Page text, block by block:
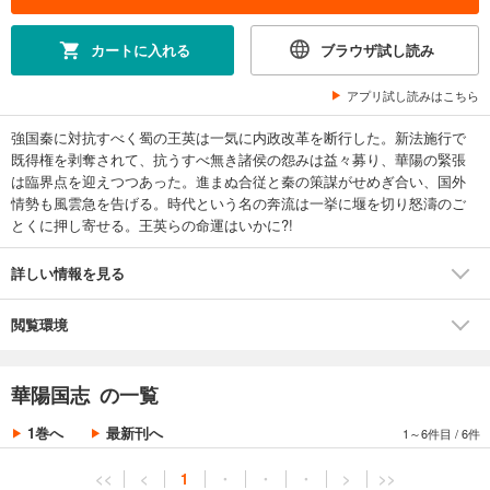
カートに入れる ブラウザ試し読み
アプリ試し読みはこちら
強国秦に対抗すべく蜀の王英は一気に内政改革を断行した。新法施行で
既得権を剥奪されて、抗うすべ無き諸侯の怨みは益々募り、華陽の緊張
は臨界点を迎えつつあった。進まぬ合従と秦の策謀がせめぎ合い、国外
情勢も風雲急を告げる。時代という名の奔流は一挙に堰を切り怒濤のご
とくに押し寄せる。王英らの命運はいかに?!
詳しい情報を見る
閲覧環境
華陽国志 の一覧
1巻へ 最新刊へ 1～6件目 /6件
<< < 1 ・ ・ ・ > >>